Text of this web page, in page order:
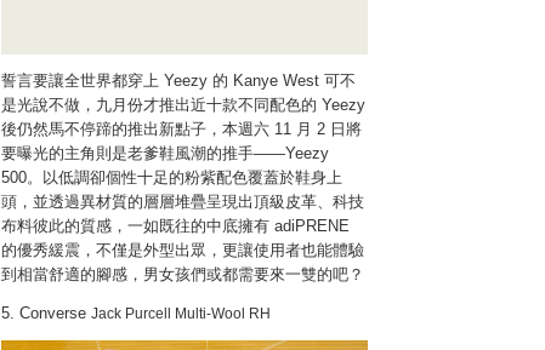
誓言要讓全世界都穿上 Yeezy 的 Kanye West 可不
是光說不做，九月份才推出近十款不同配色的 Yeezy
後仍然馬不停蹄的推出新點子，本週六 11 月 2 日將
要曝光的主角則是老爹鞋風潮的推手——Yeezy
500。以低調卻個性十足的粉紫配色覆蓋於鞋身上
頭，並透過異材質的層層堆疊呈現出頂級皮革、科技
布料彼此的質感，一如既往的中底擁有 adiPRENE
的優秀緩震，不僅是外型出眾，更讓使用者也能體驗
到相當舒適的腳感，男女孩們或都需要來一雙的吧？
5. Converse Jack Purcell Multi-Wool RH